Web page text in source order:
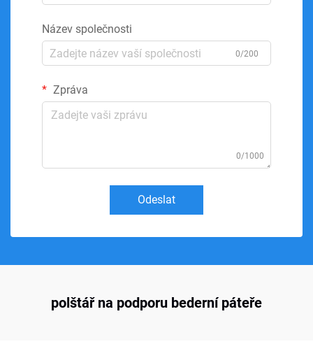
Název společnosti
0/200
Zpráva
0/1000
Odeslat
polštář na podporu bederní páteře